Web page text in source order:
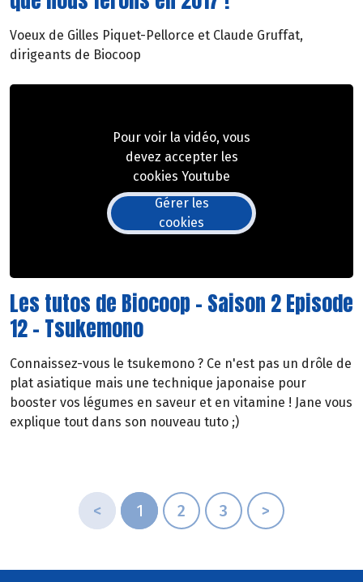
Voeux de Gilles Piquet-Pellorce et Claude Gruffat,
dirigeants de Biocoop
Pour voir la vidéo, vous
devez accepter les
cookies Youtube
Gérer les
cookies
Les tutos de Biocoop - Saison 2 Episode
12 - Tsukemono
Connaissez-vous le tsukemono ? Ce n'est pas un drôle de
plat asiatique mais une technique japonaise pour
booster vos légumes en saveur et en vitamine ! Jane vous
explique tout dans son nouveau tuto ;)
< 1 2 3 >